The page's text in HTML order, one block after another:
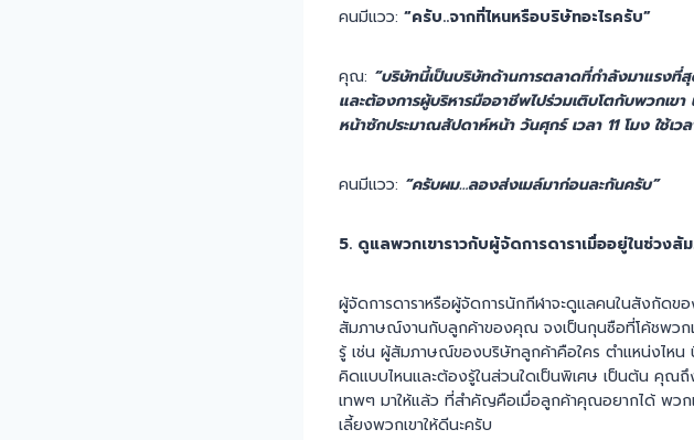
คนมีแวว: “ครับ..จากที่ไหนหรือบริษัทอะไรครับ”
คุณ: “บริษัทนี้เป็นบริษัทด้านการตลาดที่กำลังมาแรงที่
และต้องการผู้บริหารมืออาชีพไปร่วมเติบโตกับพวกเข
หน้าซักประมาณสัปดาห์หน้า วันศุกร์ เวลา 11 โมง ใช้เว
คนมีแวว: “ครับผม…ลองส่งเมล์มาก่อนละกันครับ”
5. ดูแลพวกเขาราวกับผู้จัดการดาราเมื่ออยู่ในช่วง
ผู้จัดการดาราหรือผู้จัดการนักกีฬาจะดูแลคนในสังกัด
สัมภาษณ์งานกับลูกค้าของคุณ จงเป็นกุนซือที่โค้ชพวก
รู้ เช่น ผู้สัมภาษณ์ของบริษัทลูกค้าคือใคร ตำแหน่งไห
คิดแบบไหนและต้องรู้ในส่วนใดเป็นพิเศษ เป็นต้น คุณ
เทพๆ มาให้แล้ว ที่สำคัญคือเมื่อลูกค้าคุณอยากได้ พว
เลี้ยงพวกเขาให้ดีนะครับ